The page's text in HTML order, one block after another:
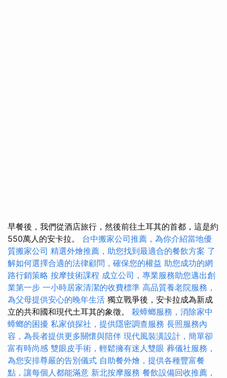
早餐後，我們從酒店旅行，然後前往土耳其的首都，這是約
550萬人的安卡拉。 台中搬家公司推薦，為你介紹當地優
質搬家公司 精選外燴推薦，助您找到最適合的餐飲方案 了
解如何選擇合適的法律顧問，確保您的權益 助您成功的網
路行銷策略 按摩技術課程 成立公司，專業服務助您邁出創
業第一步 一小時居家清潔的收費標準 高品質養老院服務，
為父母提供安心的晚年生活 獨立戰爭後，安卡拉成為新成
立的共和國和現代土耳其的象徵。 殺蟑螂服務，消除家中
蟑螂的困擾 私家偵探社，提供隱密調查服務 長照服務內
容，為長者提供更多關懷與陪伴 現代風裝潢設計，簡單卻
富有時尚感 雙眼皮手術，輕鬆擁有迷人雙眼 葬儀社服務，
為您安排尊嚴的告別儀式 自助餐外燴，提供各種豐富餐
點，讓每個人都能滿意 新北按摩服務 餐飲設備回收推薦，